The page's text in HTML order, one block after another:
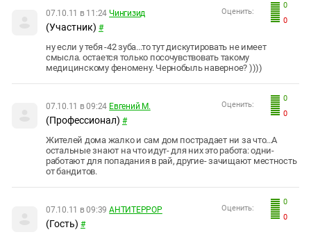
0
0
Оценить:
07.10.11 в 11:24 Чингизид
(Участник) #
ну если у тебя -42 зуба...то тут дискутировать не имеет
смысла. остается только посочувствовать такому
медицинскому феномену. Чернобыль наверное? ))))
0
0
Оценить:
07.10.11 в 09:24 Евгений М.
(Профессионал) #
Жителей дома жалко и сам дом пострадает ни за что...А
остальные знают на что идут- для них это работа: одни-
работают для попадания в рай, другие- зачищают местность
от бандитов.
0
0
Оценить:
07.10.11 в 09:39 АНТИТEPPOP
(Гость) #